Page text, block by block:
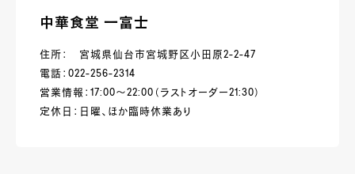
中華食堂 一富士
住所： 宮城県仙台市宮城野区小田原2-2-47
電話：022-256-2314
営業情報：17:00～22:00（ラストオーダー21:30）
定休日：日曜、ほか臨時休業あり